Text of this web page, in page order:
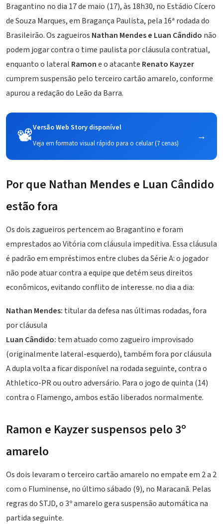
Bragantino no dia 17 de maio (17), às 18h30, no Estádio Cícero
de Souza Marques, em Bragança Paulista, pela 16ª rodada do
Brasileirão. Os zagueiros Nathan Mendes e Luan Cândido não
podem jogar contra o time paulista por cláusula contratual,
enquanto o lateral Ramone o atacante Renato Kayzer
cumprem suspensão pelo terceiro cartão amarelo, conforme
apurou a redação do Leão da Barra.
📽️Versão Web Story disponível
Veja em formato visual rápido para o celular (7 cenas)
→
Por que Nathan Mendes e Luan Cândido
estão fora
Os dois zagueiros pertencem ao Bragantino e foram
emprestados ao Vitória com cláusula impeditiva. Essa cláusula
é padrão em empréstimos entre clubes da Série A: o jogador
não pode atuar contra a equipe que detém seus direitos
econômicos, evitando conflito de interesse. no dia a dia:
Nathan Mendes: titular da defesa nas últimas rodadas, fora
por cláusula
Luan Cândido: tem atuado como zagueiro improvisado
(originalmente lateral-esquerdo), também fora por cláusula
A dupla volta a ficar disponível na rodada seguinte, contra o
Athletico-PR ou outro adversário. Para o jogo de quinta (14)
contra o Flamengo, ambos estão liberados normalmente.
Ramon e Kayzer suspensos pelo 3º
amarelo
Os dois levaram o terceiro cartão amarelo no empate em 2 a 2
com o Fluminense, no último sábado (9), no Maracanã. Pelas
regras do STJD, o 3º amarelo gera suspensão automática na
partida seguinte.